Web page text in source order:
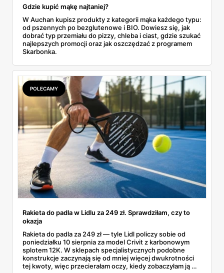
Gdzie kupić mąkę najtaniej?
W Auchan kupisz produkty z kategorii mąka każdego typu:
od pszennych po bezglutenowe i BIO. Dowiesz się, jak
dobrać typ przemiału do pizzy, chleba i ciast, gdzie szukać
najlepszych promocji oraz jak oszczędzać z programem
Skarbonka.
POLECAMY
Rakieta do padla w Lidlu za 249 zł. Sprawdziłam, czy to
okazja
Rakieta do padla za 249 zł — tyle Lidl policzy sobie od
poniedziałku 10 sierpnia za model Crivit z karbonowym
splotem 12K. W sklepach specjalistycznych podobne
konstrukcje zaczynają się od mniej więcej dwukrotności
tej kwoty, więc przecierałam oczy, kiedy zobaczyłam ją w